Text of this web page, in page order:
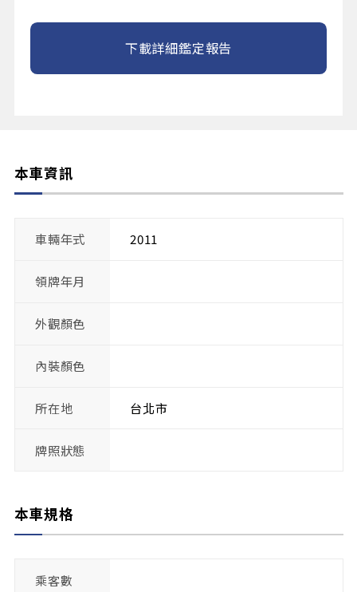
下載詳細鑑定報告
本車資訊
車輛年式 2011
領牌年月
外觀顏色
內裝顏色
所在地 台北市
牌照狀態
本車規格
乘客數